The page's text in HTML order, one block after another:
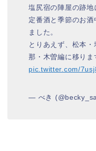
塩尻宿の陣屋の跡地
定番酒と季節のお
ました。
とりあえず、松本
那・木曽編に移りま
pic.twitter.com/
— べき